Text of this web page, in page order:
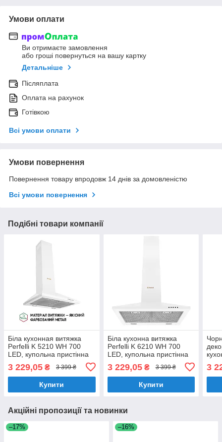
Умови оплати
Ви отримаєте замовлення
або гроші повернуться на вашу картку
Детальніше
Післяплата
Оплата на рахунок
Готівкою
Всі умови оплати
Умови повернення
Повернення товару впродовж 14 днів за домовленістю
Всі умови повернення
Подібні товари компанії
Біла кухонная витяжка
Perfelli K 5210 WH 700
LED, купольна пристінна
декоративна, шириною 50
см
3 229,05 ₴ 3 399 ₴
Купити
Біла кухонна витяжка
Perfelli K 6210 WH 700
LED, купольна пристінна
декоративна, шириною 60
см
3 229,05₴ 3 399 ₴
Купити
3
Акційні пропозиції та новинки
–17% –16%